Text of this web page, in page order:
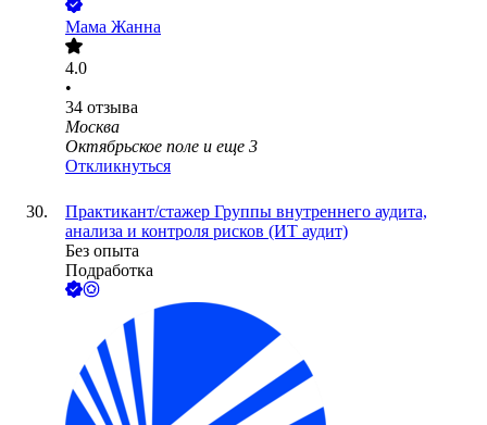
Мама Жанна
4.0
•
34 отзыва
Москва
Октябрьское поле и еще 3
Откликнуться
Практикант/стажер Группы внутреннего аудита,
анализа и контроля рисков (ИТ аудит)
Без опыта
Подработка